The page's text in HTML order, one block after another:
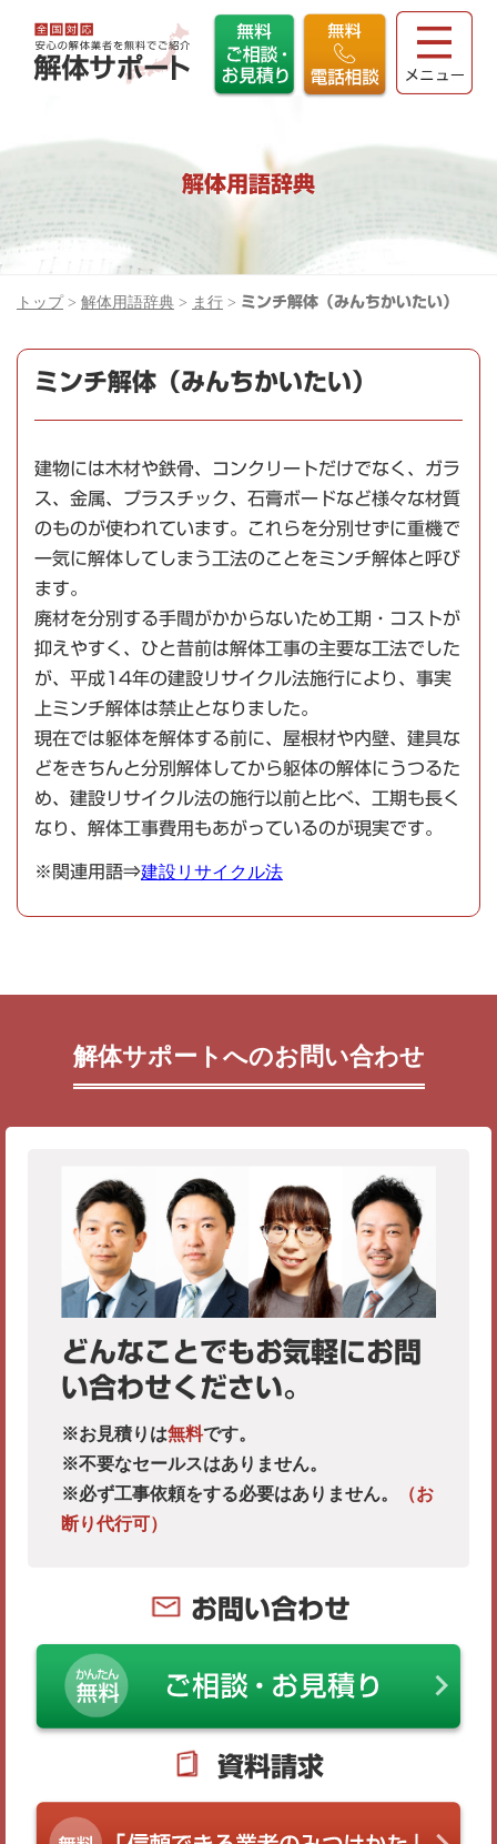
解体用語辞典
トップ > 解体用語辞典 > ま行 > ミンチ解体（みんちかいたい）
ミンチ解体（みんちかいたい）
建物には木材や鉄骨、コンクリートだけでなく、ガラ
ス、金属、プラスチック、石膏ボードなど様々な材質
のものが使われています。これらを分別せずに重機で
一気に解体してしまう工法のことをミンチ解体と呼び
ます。
廃材を分別する手間がかからないため工期・コストが
抑えやすく、ひと昔前は解体工事の主要な工法でした
が、平成14年の建設リサイクル法施行により、事実
上ミンチ解体は禁止となりました。
現在では躯体を解体する前に、屋根材や内壁、建具な
どをきちんと分別解体してから躯体の解体にうつるた
め、建設リサイクル法の施行以前と比べ、工期も長く
なり、解体工事費用もあがっているのが現実です。
※関連用語⇒建設リサイクル法
解体サポートへのお問い合わせ
どんなことでもお気軽にお問
い合わせください。
※お見積りは無料です。
※不要なセールスはありません。
※必ず工事依頼をする必要はありません。
（お
断り代行可）
お問い合わせ
資料請求